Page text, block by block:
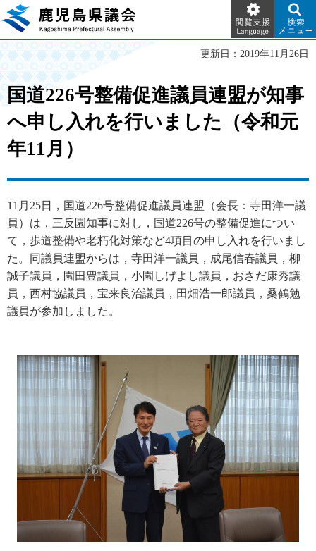
鹿児島県議会
閲覧支
援
Language
検索メ
ニュー
更新日：2019年11月26日
国道226号整備促進議員連盟が知事
へ申し入れを行いました（令和元
年11月）
11月25日，国道226号整備促進議員連盟（会長：寺田洋一議
員）は，三反園知事に対し，国道226号の整備促進につい
て，歩道整備や老朽化対策など4項目の申し入れを行いまし
た。同議員連盟からは，寺田洋一議員，成尾信春議員，柳
誠子議員，園田豊議員，小園しげよし議員，おさだ康秀議
員，西村協議員，宝来良治議員，田畑浩一郎議員，桑鶴勉
議員が参加しました。